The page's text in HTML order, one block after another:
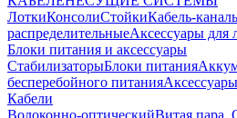
ЛоткиКонсолиСтойкиКабель-
распределительныеАксессуары для
Блоки питания и аксессуары
СтабилизаторыБлоки питания
бесперебойного питания
Кабели
Волоконно-оптическийВитая